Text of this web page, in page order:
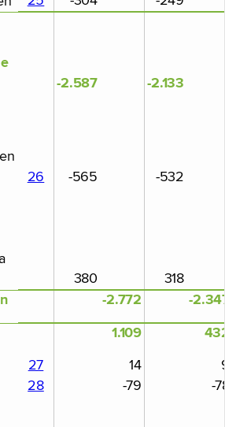
-2.587 -2.133
26 -565
-532
380 318
-2.772
-
1.109
27 14
28 -79
-